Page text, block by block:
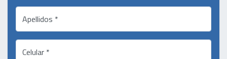
Apellidos *
Celular *